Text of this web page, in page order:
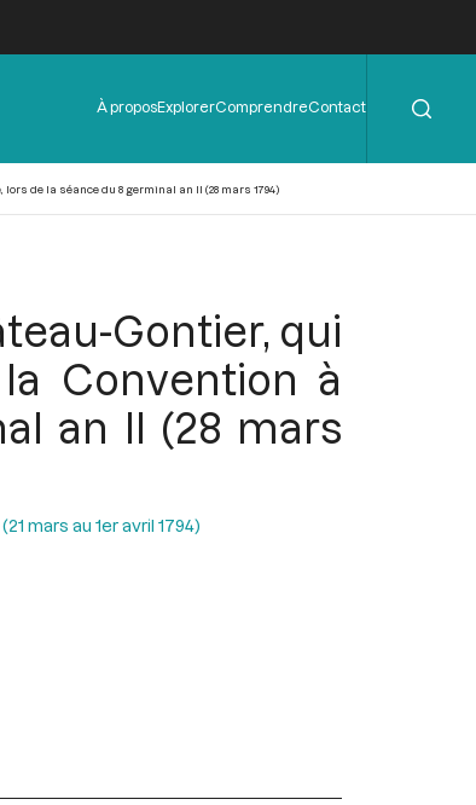
Menu
de
À proposExplorerComprendreContact
de la séance du 8 germinal an II (28 mars 1794)
Gontier, qui
Convention à
an II (28 mars
mars au 1er avril 1794)